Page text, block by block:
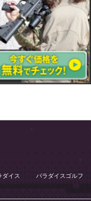
ダイス パラダイスゴルフ